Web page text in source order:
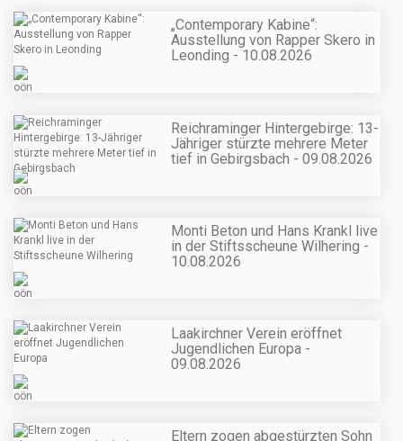
„Contemporary Kabine“:
Ausstellung von Rapper Skero in
Leonding - 10.08.2026
Reichraminger Hintergebirge: 13-
Jähriger stürzte mehrere Meter
tief in Gebirgsbach - 09.08.2026
Monti Beton und Hans Krankl live
in der Stiftsscheune Wilhering -
10.08.2026
Laakirchner Verein eröffnet
Jugendlichen Europa -
09.08.2026
Eltern zogen abgestürzten Sohn